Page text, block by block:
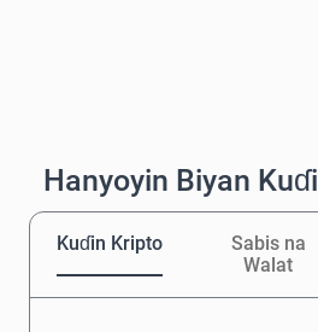
Hanyoyin Biyan Kuɗi
Kuɗin Kripto
Sabis na
Walat